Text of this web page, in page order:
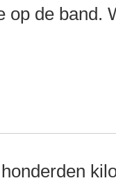
op de band.